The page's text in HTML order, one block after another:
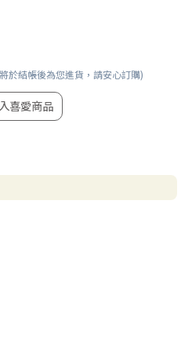
於結帳後為您進貨，請安心訂購)
喜愛商品